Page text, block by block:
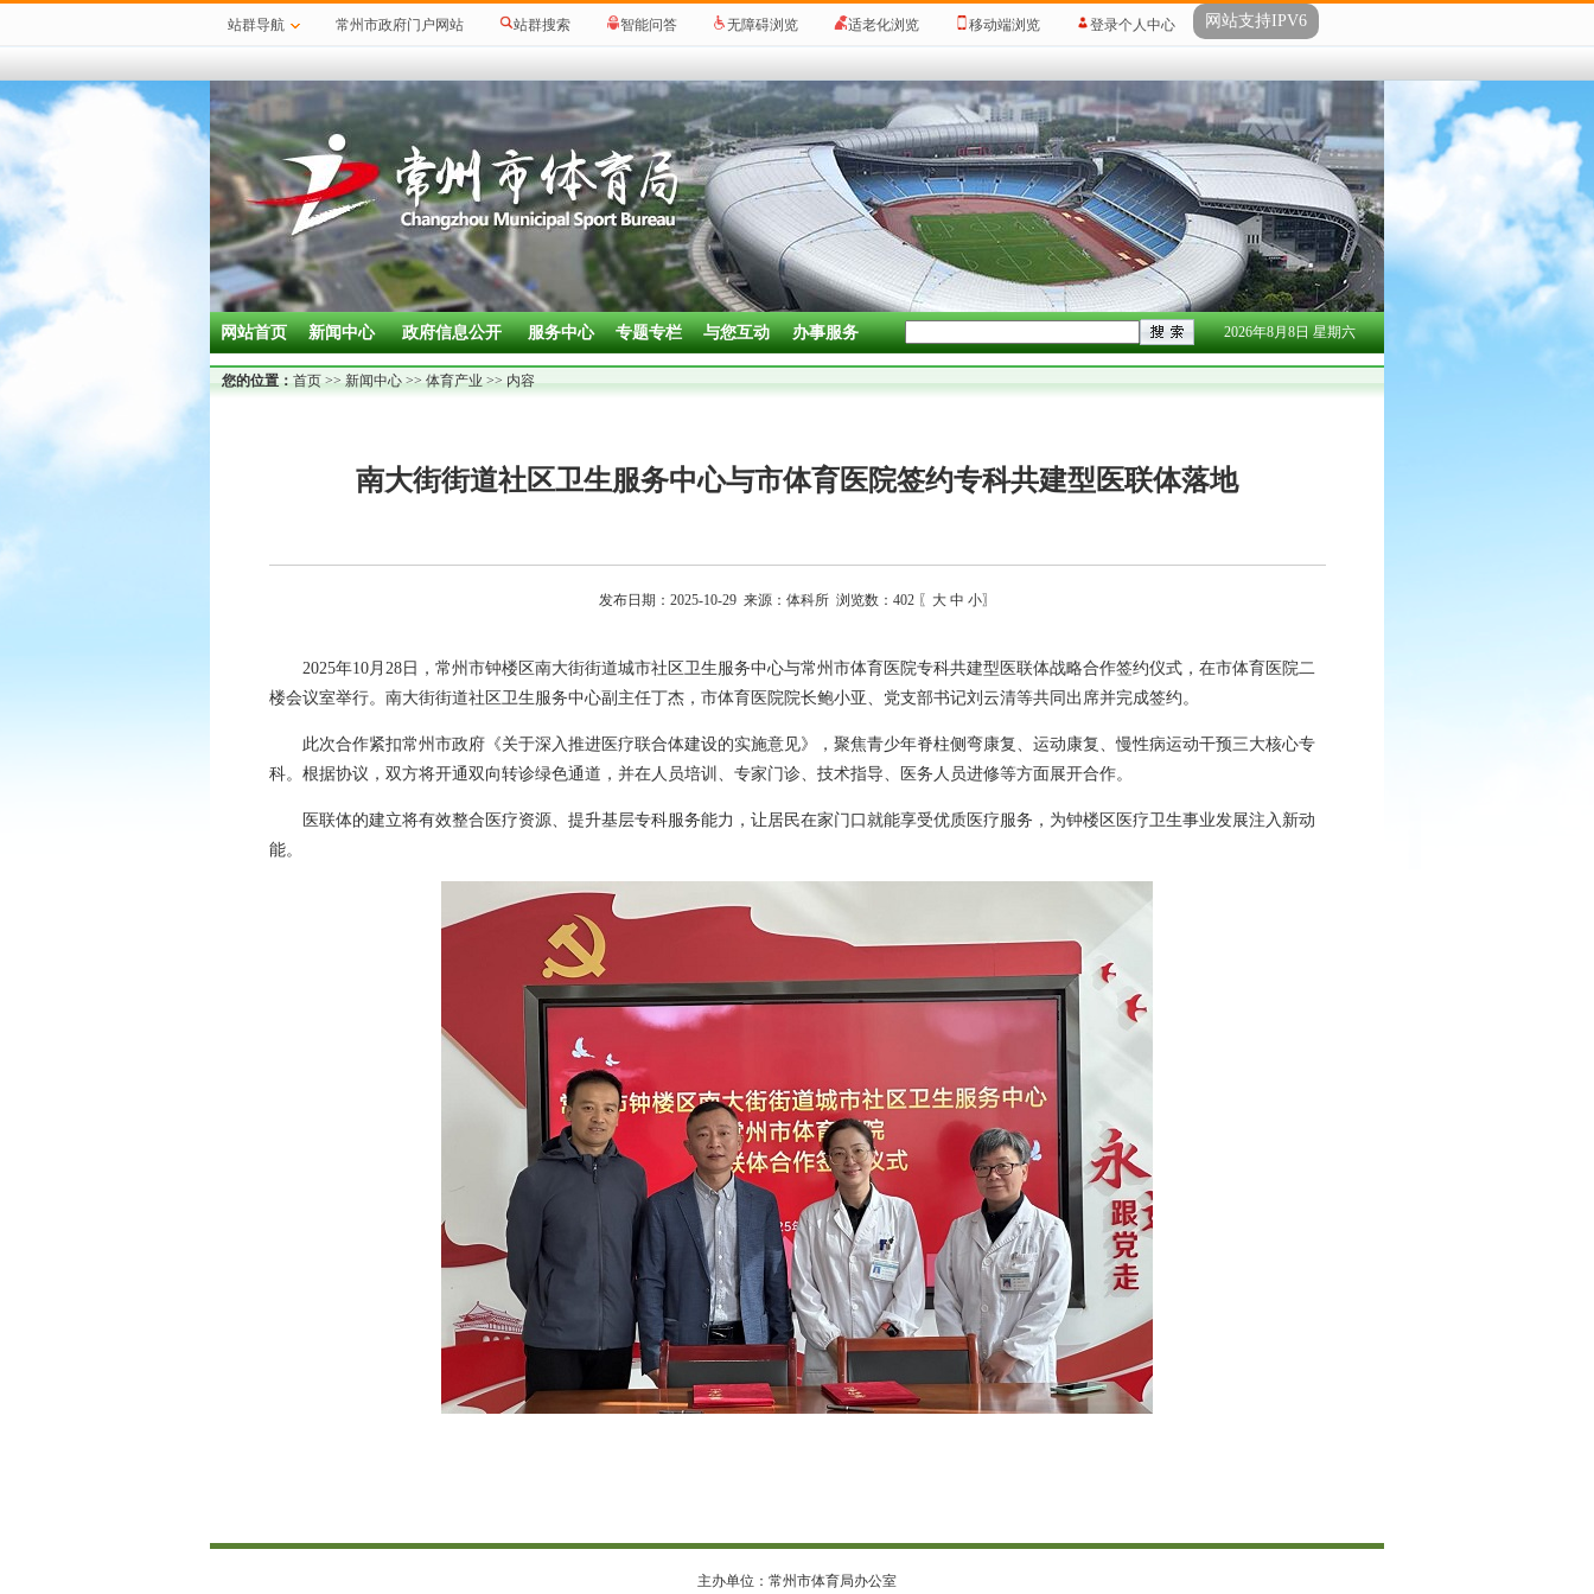
站群导航 常州市政府门户网站 站群搜索 智能问答 无障碍浏览 适老化浏览 移动端浏览 登录个人中心 网站支持IPV6
网站首页 新闻中心 政府信息公开 服务中心 专题专栏 与您互动 办事服务 2026年8月8日 星期六
您的位置： 首页 >> 新闻中心 >> 体育产业 >> 内容
南大街街道社区卫生服务中心与市体育医院签约专科共建型医联体落地
发布日期：2025-10-29 来源：体科所 浏览数： 402〖 大 中 小〗
2025年10月28日，常州市钟楼区南大街街道城市社区卫生服务中心与常州市体育医院专科共建型医联体战略合作签约仪式，在市体育医院二
楼会议室举行。南大街街道社区卫生服务中心副主任丁杰，市体育医院院长鲍小亚、党支部书记刘云清等共同出席并完成签约。
此次合作紧扣常州市政府《关于深入推进医疗联合体建设的实施意见》，聚焦青少年脊柱侧弯康复、运动康复、慢性病运动干预三大核心专
科。根据协议，双方将开通双向转诊绿色通道，并在人员培训、专家门诊、技术指导、医务人员进修等方面展开合作。
医联体的建立将有效整合医疗资源、提升基层专科服务能力，让居民在家门口就能享受优质医疗服务，为钟楼区医疗卫生事业发展注入新动
能。
主办单位：常州市体育局办公室